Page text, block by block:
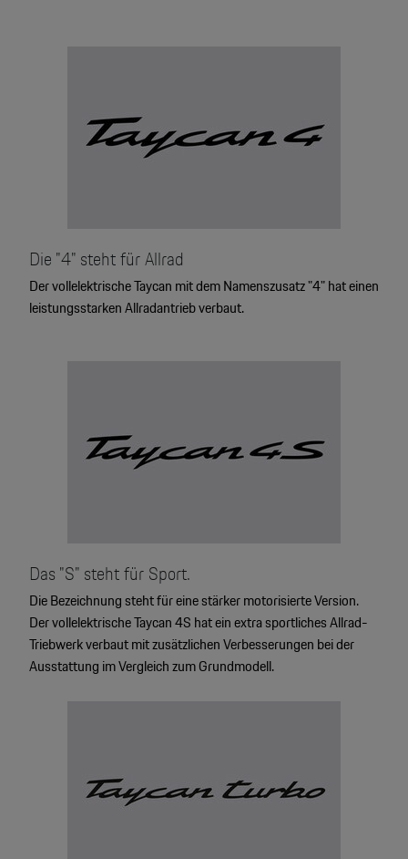
Die "4" steht für Allrad
Der vollelektrische Taycan mit dem Namenszusatz "4" hat einen
leistungsstarken Allradantrieb verbaut.
Das "S" steht für Sport.
Die Bezeichnung steht für eine stärker motorisierte Version.
Der vollelektrische Taycan 4S hat ein extra sportliches Allrad-
Triebwerk verbaut mit zusätzlichen Verbesserungen bei der
Ausstattung im Vergleich zum Grundmodell.